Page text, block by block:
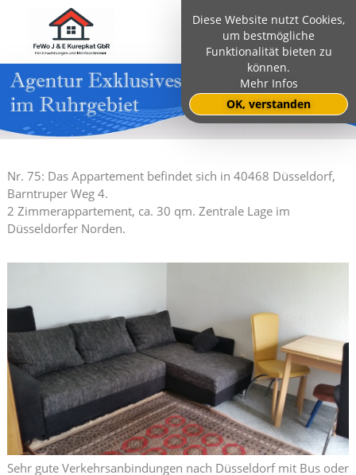
Nr. 75: Das Appartement befindet sich in 40468 Düsseldorf,
Barntruper Weg 4.
2 Zimmerappartement, ca. 30 qm. Zentrale Lage im
Düsseldorfer Norden.
Sehr gute Verkehrsanbindungen nach Düsseldorf mit Bus oder
Diese Website nutzt Cookies,
um bestmögliche
Funktionalität bieten zu
können.
Mehr Infos
OK, verstanden